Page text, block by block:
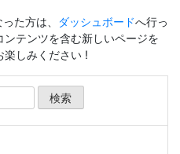
た方は、 ダッシュボードへ行っ
テンツを含む新しいページを
楽しみください !